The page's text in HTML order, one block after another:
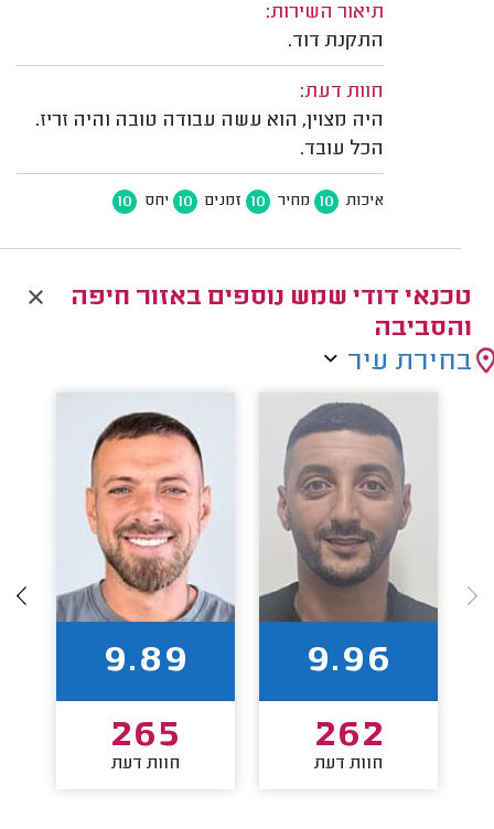
תיאור השירות:
התקנת דוד.
חוות דעת:
היה מצוין, הוא עשה עבודה טובה והיה זריז.
הכל עובד.
איכות 10 מחיר 10 זמנים 10 יחס 10
טכנאי דודי שמש נוספים באזור חיפה
והסביבה
בחירת עיר
9.96
262
חוות דעת
9.89
265
חוות דעת